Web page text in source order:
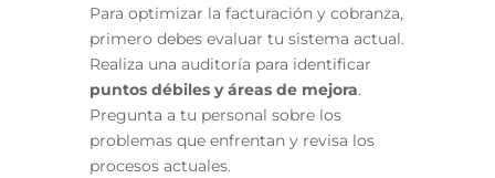
Para optimizar la facturación y cobranza,
primero debes evaluar tu sistema actual.
Realiza una auditoría para identificar
puntos débiles y áreas de mejora.
Pregunta a tu personal sobre los
problemas que enfrentan y revisa los
procesos actuales.